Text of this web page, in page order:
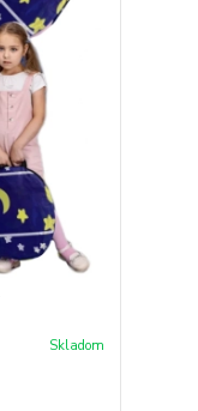
Skladom